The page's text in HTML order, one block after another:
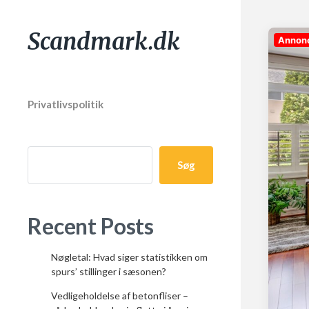
Scandmark.dk
Privatlivspolitik
Søg
Recent Posts
Nøgletal: Hvad siger statistikken om
spurs’ stillinger i sæsonen?
Vedligeholdelse af betonfliser –